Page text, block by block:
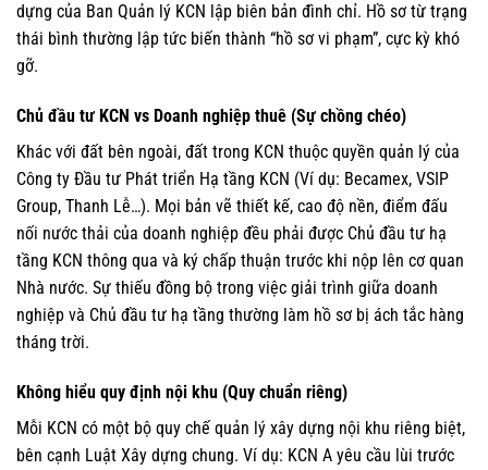
dựng của Ban Quản lý KCN lập biên bản đình chỉ. Hồ sơ từ trạng
thái bình thường lập tức biến thành “hồ sơ vi phạm”, cực kỳ khó
gỡ.
Chủ đầu tư KCN vs Doanh nghiệp thuê (Sự chồng chéo)
Khác với đất bên ngoài, đất trong KCN thuộc quyền quản lý của
Công ty Đầu tư Phát triển Hạ tầng KCN (Ví dụ: Becamex, VSIP
Group, Thanh Lễ…). Mọi bản vẽ thiết kế, cao độ nền, điểm đấu
nối nước thải của doanh nghiệp đều phải được Chủ đầu tư hạ
tầng KCN thông qua và ký chấp thuận trước khi nộp lên cơ quan
Nhà nước. Sự thiếu đồng bộ trong việc giải trình giữa doanh
nghiệp và Chủ đầu tư hạ tầng thường làm hồ sơ bị ách tắc hàng
tháng trời.
Không hiểu quy định nội khu (Quy chuẩn riêng)
Mỗi KCN có một bộ quy chế quản lý xây dựng nội khu riêng biệt,
bên cạnh Luật Xây dựng chung. Ví dụ: KCN A yêu cầu lùi trước